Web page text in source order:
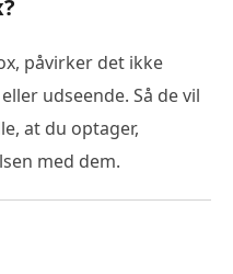
påvirker det ikke
udseende. Så de vil
at du optager,
med dem.